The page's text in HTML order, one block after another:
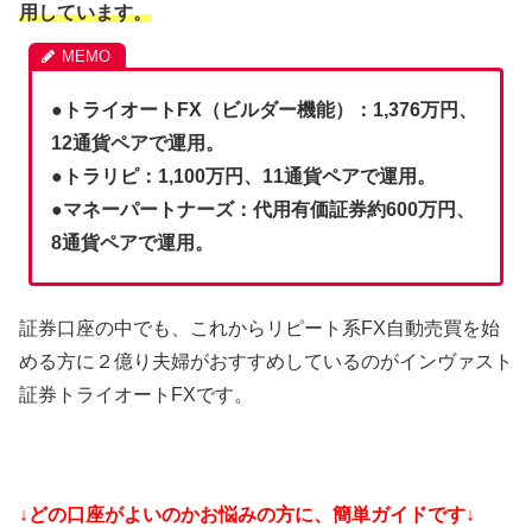
用しています。
● トライオートFX（ビルダー機能）：1,376万円、
12通貨ペアで運用。
●トラリピ：1,100万円、11通貨ペアで運用。
●マネーパートナーズ：代用有価証券約600万円、
8通貨ペアで運用。
証券口座の中でも、これからリピート系FX自動売買を始
める方に２億り夫婦がおすすめしているのがインヴァスト
証券トライオートFXです。
↓どの口座がよいのかお悩みの方に、簡単ガイドです↓